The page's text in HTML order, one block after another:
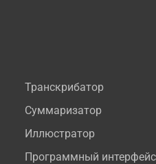
Транскрибатор
Суммаризатор
Иллюстратор
Программный интерфейс